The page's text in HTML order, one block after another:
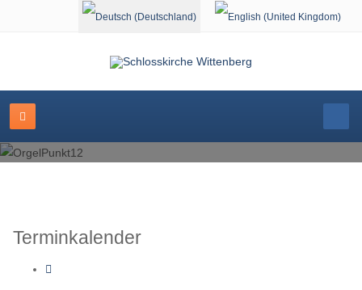
Sprache auswählen
Terminkalender